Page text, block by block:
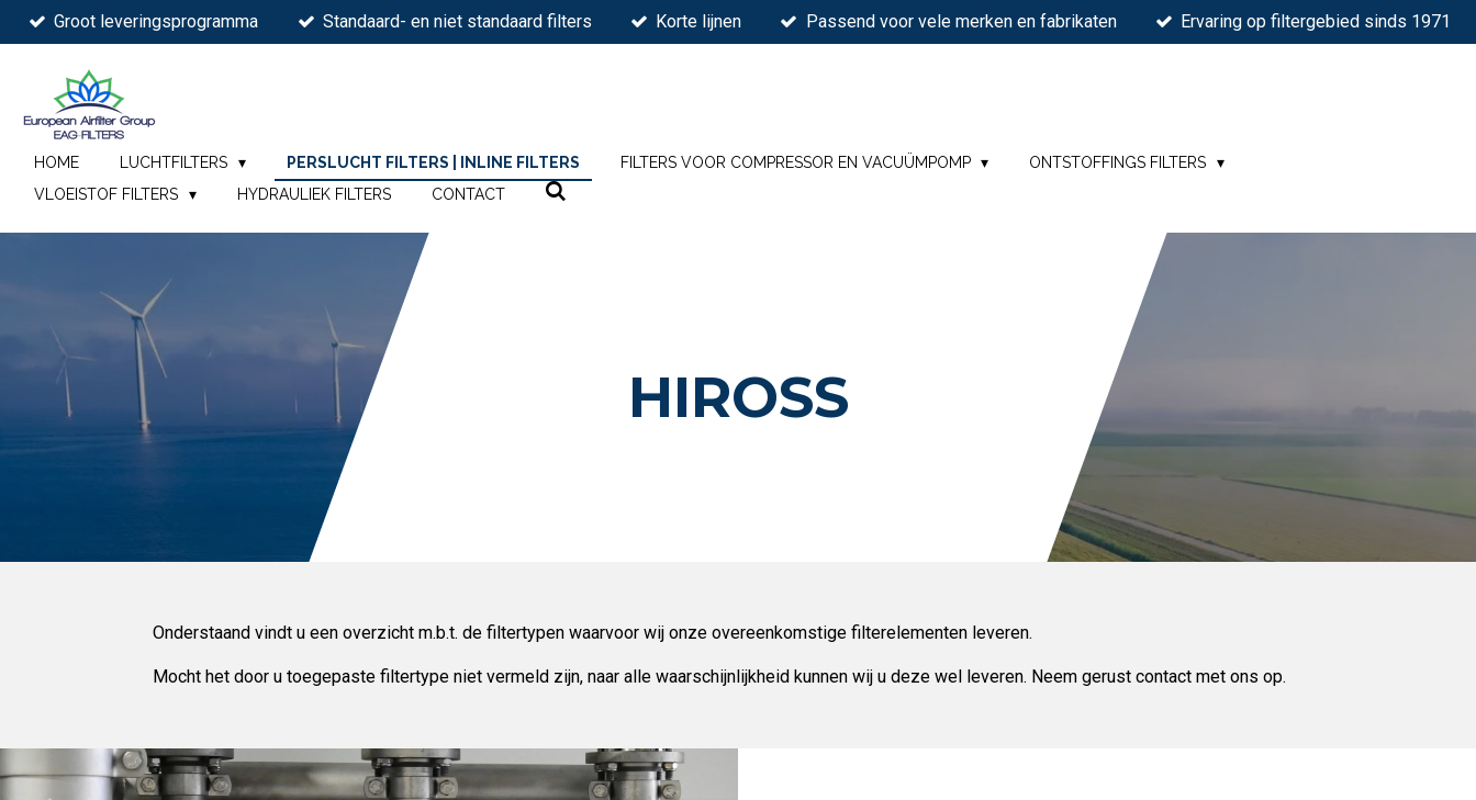
Ga
direct
hoofdinhoud
Groot leveringsprogramma Standaard- en niet standaard filters Korte lijnen Passend voor vele merken en fabrikaten Ervaring op filtergebied sinds 1971
HOME LUCHTFILTERS PERSLUCHT FILTERS | INLINE FILTERS FILTERS VOOR COMPRESSOR EN VACUÜMPOMP
ONTSTOFFINGS FILTERS
VLOEISTOF FILTERS
HYDRAULIEK FILTERS CONTACT
HIROSS
Onderstaand vindt u een overzicht m.b.t. de filtertypen waarvoor wij onze overeenkomstige filterelementen leveren.
Mocht het door u toegepaste filtertype niet vermeld zijn, naar alle waarschijnlijkheid kunnen wij u deze wel leveren. Neem gerust contact met ons op.